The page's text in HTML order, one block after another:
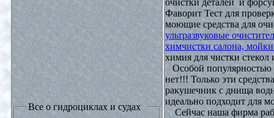
Все о гидроциклах и судах
Фаворит Тест для
моющие средства для
ультразвуковые
химчистки салона,
химия для чистки стекол
Особой популярностью
нет!!! Только эти
ракушечник с днища
идеально подходит для
Сейчас наша фирма